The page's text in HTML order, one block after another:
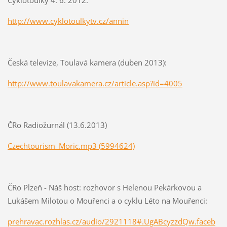
http://www.cyklotoulkytv.cz/annin
Česká televize, Toulavá kamera (duben 2013):
http://www.toulavakamera.cz/article.asp?id=4005
ČRo Radiožurnál (13.6.2013)
Czechtourism_Moric.mp3 (5994624)
ČRo Plzeň - Náš host: rozhovor s Helenou Pekárkovou a
Lukášem Milotou o Mouřenci a o cyklu Léto na Mouřenci:
prehravac.rozhlas.cz/audio/2921118#.UgABcyzzdQw.faceb